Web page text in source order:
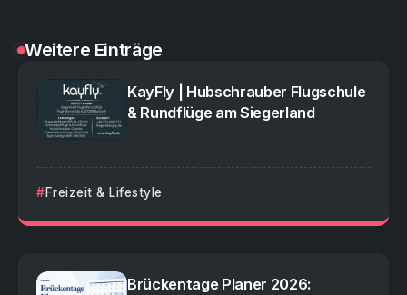
Weitere Einträge
KayFly | Hubschrauber Flugschule
& Rundflüge am Siegerland
Freizeit & Lifestyle
Brückentage Planer 2026: